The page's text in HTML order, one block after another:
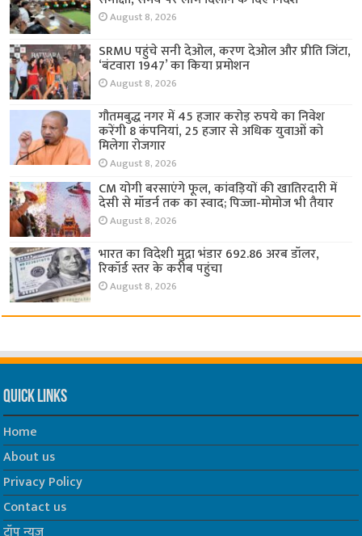
August 8, 2026
SRMU पहुंचे सनी देओल, करण देओल और प्रीति जिंटा,
‘बंटवारा 1947’ का किया प्रमोशन
August 8, 2026
गौतमबुद्ध नगर में 45 हजार करोड़ रुपये का निवेश
करेंगी 8 कंपनियां, 25 हजार से अधिक युवाओं को
मिलेगा रोजगार
August 8, 2026
CM योगी बरसाएंगे फूल, कांवड़ियों की खातिरदारी में
देसी से मॉडर्न तक का स्वाद; पिज्जा-मोमोज भी तैयार
August 8, 2026
भारत का विदेशी मुद्रा भंडार 692.86 अरब डॉलर,
रिकॉर्ड स्तर के करीब पहुंचा
August 8, 2026
Quick Links
Home
About us
Privacy Policy
Contact us